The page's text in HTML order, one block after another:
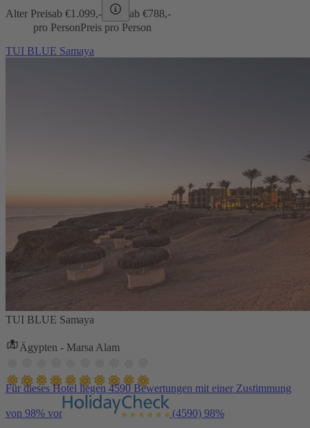
Alter Preisab €1.099,- ab €788,-
pro PersonPreis pro Person
TUI BLUE Samaya
TUI BLUE Samaya
Ägypten - Marsa Alam
Für dieses Hotel liegen 4590 Bewertungen mit einer Zustimmung
von 98% vor (4590) 98%